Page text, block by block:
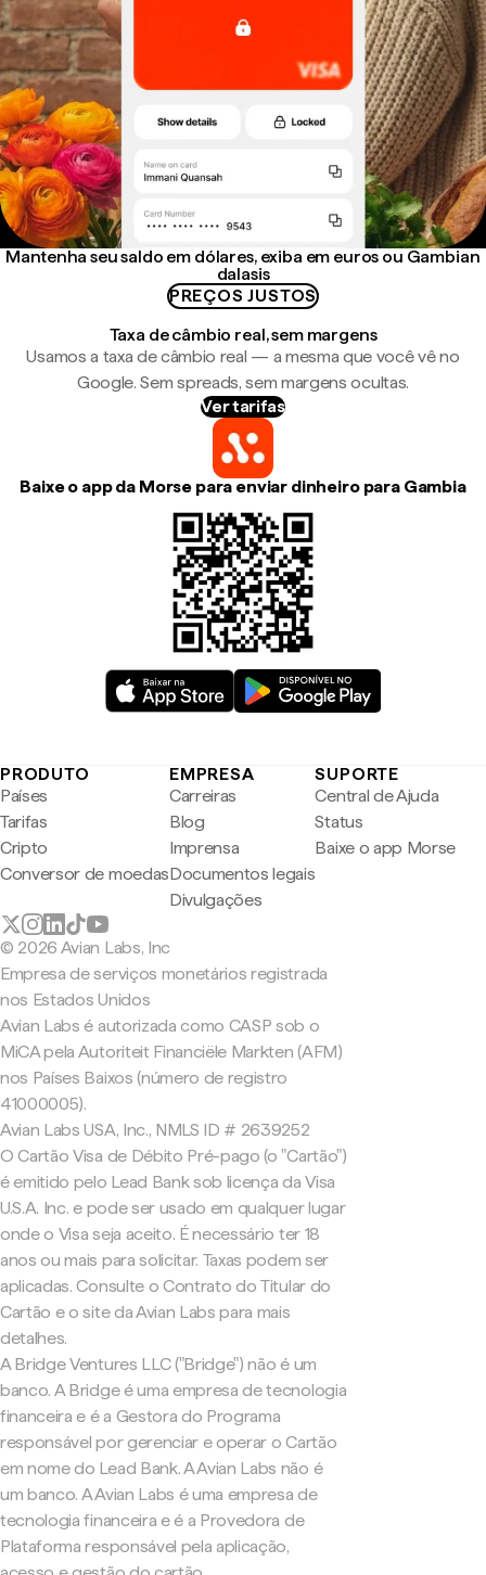
Mantenha seu saldo em dólares, exiba em euros ou Gambian
dalasis
PREÇOS JUSTOS
Taxa de câmbio real, sem margens
Usamos a taxa de câmbio real — a mesma que você vê no
Google. Sem spreads, sem margens ocultas.
Ver tarifas
Baixe o app da Morse para enviar dinheiro para Gambia
PRODUTO
Países
Tarifas
Cripto
Conversor de moedas
EMPRESA
Carreiras
Blog
Imprensa
Documentos legais
Divulgações
SUPORTE
Central de Ajuda
Status
Baixe o app Morse
© 2026 Avian Labs, Inc
Empresa de serviços monetários registrada
nos Estados Unidos
Avian Labs é autorizada como CASP sob o
MiCA pela Autoriteit Financiële Markten (AFM)
nos Países Baixos (número de registro
41000005).
Avian Labs USA, Inc., NMLS ID # 2639252
O Cartão Visa de Débito Pré-pago (o "Cartão")
é emitido pelo Lead Bank sob licença da Visa
U.S.A. Inc. e pode ser usado em qualquer lugar
onde o Visa seja aceito. É necessário ter 18
anos ou mais para solicitar. Taxas podem ser
aplicadas. Consulte o Contrato do Titular do
Cartão e o site da Avian Labs para mais
detalhes.
A Bridge Ventures LLC ("Bridge") não é um
banco. A Bridge é uma empresa de tecnologia
financeira e é a Gestora do Programa
responsável por gerenciar e operar o Cartão
em nome do Lead Bank. A Avian Labs não é
um banco. A Avian Labs é uma empresa de
tecnologia financeira e é a Provedora de
Plataforma responsável pela aplicação,